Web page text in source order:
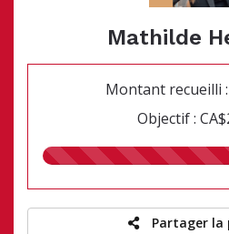
Mathilde
Montant recueilli :
Objectif :
Partager la